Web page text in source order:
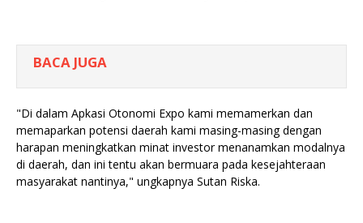
BACA JUGA
"Di dalam Apkasi Otonomi Expo kami memamerkan dan
memaparkan potensi daerah kami masing-masing dengan
harapan meningkatkan minat investor menanamkan modalnya
di daerah, dan ini tentu akan bermuara pada kesejahteraan
masyarakat nantinya," ungkapnya Sutan Riska.